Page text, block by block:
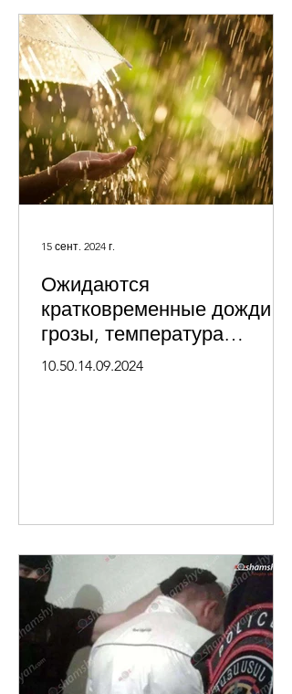
Ожидаются
кратковременные дожди и
грозы, температура
воздуха понизится
10.50.14.09.2024
15 сент. 2024 г.